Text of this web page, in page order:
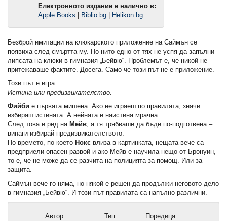
Електронното издание е налично в:
Apple Books
Biblio.bg Helikon.bg
Безброй имитации на клюкарското приложение на Саймън се
появиха след смъртта му. Но нито едно от тях не успя да запълни
липсата на клюки в гимназия „Бейвю“. Проблемът е, че никой не
притежаваше фактите. Досега. Само че този път не е приложение.
Този път е игра.
Истина или предизвикателство.
Фийби е първата мишена. Ако не играеш по правилата, значи
избираш истината. А нейната е наистина мрачна.
След това е ред на Мейв, а тя трябваше да бъде по-подготвена –
винаги избирай предизвикателството.
По времето, по което Нокс влиза в картинката, нещата вече са
предприели опасен развой и ако Мейв е научила нещо от Бронуин,
то е, че не може да се разчита на полицията за помощ. Или за
защита.
Саймън вече го няма, но някой е решен да продължи неговото дело
в гимназия „Бейвю“. И този път правилата са напълно различни.
Автор
Тип
Поредица